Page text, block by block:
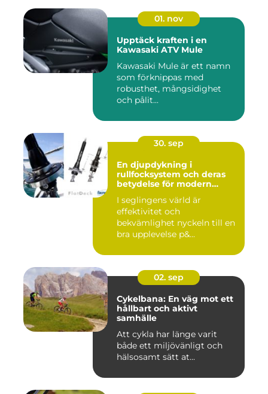
01. nov
Upptäck kraften i en
Kawasaki ATV Mule
Kawasaki Mule är ett namn
som förknippas med
robusthet, mångsidighet
och pålit...
30. sep
En djupdykning i
rullfocksystem och deras
betydelse för modern
I seglingens värld är
effektivitet och
bekvämlighet nyckeln till en
bra upplevelse p&...
02. sep
Cykelbana: En väg mot ett
hållbart och aktivt
samhälle
Att cykla har länge varit
både ett miljövänligt och
hälsosamt sätt at...